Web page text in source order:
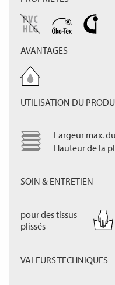
AVANTAGES
UTILISATION DU
Largeur max.
Hauteur de la
SOIN & ENTRETIEN
pour des tissus
plissés
VALEURS TECHNIQUES